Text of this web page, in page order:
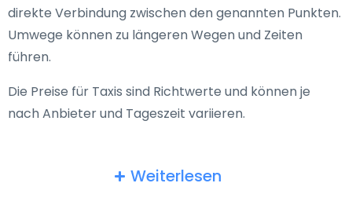
direkte Verbindung zwischen den genannten Punkten.
Umwege können zu längeren Wegen und Zeiten
führen.
Die Preise für Taxis sind Richtwerte und können je
nach Anbieter und Tageszeit variieren.
Weiterlesen